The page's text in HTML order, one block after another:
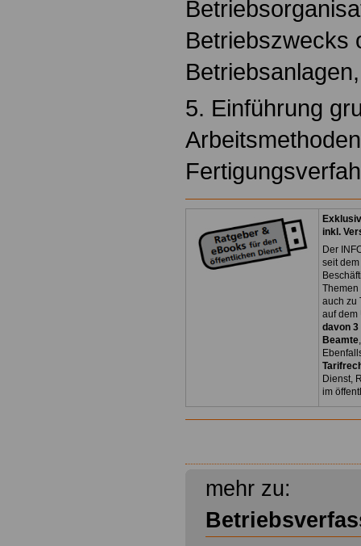
Betriebszwecks
Betriebsanlagen,
5. Einführung
inkl.
Der
seit
Themen
auch zu
auf dem
davon 3
Beamte
Dienst,
im
mehr zu: